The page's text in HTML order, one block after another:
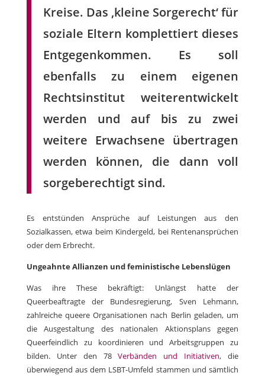
Kreise. Das ‚kleine Sorgerecht‘ für
soziale Eltern komplettiert dieses
Entgegenkommen. Es soll
ebenfalls zu einem eigenen
Rechtsinstitut weiterentwickelt
werden und auf bis zu zwei
weitere Erwachsene übertragen
werden können, die dann voll
sorgeberechtigt sind.
Es entstünden Ansprüche auf Leistungen aus den
Sozialkassen, etwa beim Kindergeld, bei Rentenansprüchen
oder dem Erbrecht.
Ungeahnte Allianzen und feministische Lebenslügen
Was ihre These bekräftigt: Unlängst hatte der
Queerbeaftragte der Bundesregierung, Sven Lehmann,
zahlreiche queere Organisationen nach Berlin geladen, um
die Ausgestaltung des nationalen Aktionsplans gegen
Queerfeindlich zu koordinieren und Arbeitsgruppen zu
bilden. Unter den 78Verbänden und Initiativen, die
überwiegend aus dem LSBT-Umfeld stammen und sämtlich